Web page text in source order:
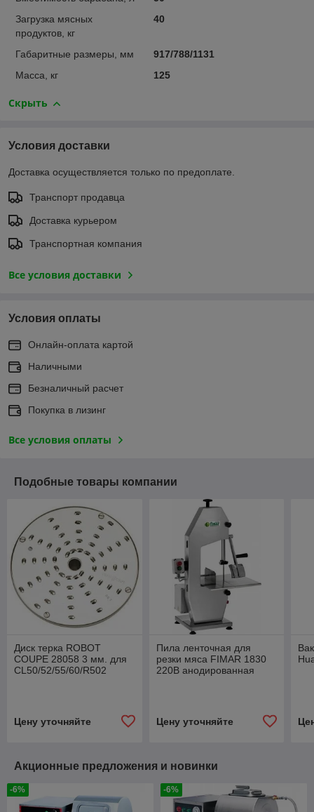
Загрузка мясных
продуктов, кг
40
Габаритные размеры, мм
917/788/1131
Масса, кг
125
Скрыть
Условия доставки
Доставка осуществляется только по предоплате.
Транспорт продавца
Доставка курьером
Транспортная компания
Все условия доставки
Условия оплаты
Онлайн-оплата картой
Наличными
Безналичный расчет
Покупка в лизинг
Все условия оплаты
Подобные товары компании
Диск терка ROBOT
COUPE 28058 3 мм. для
CL50/52/55/60/R502
Цену уточняйте
Пила ленточная для
резки мяса FIMAR 1830
220В анодированная
Цену уточняйте
Акционные предложения и новинки
-6% -6%